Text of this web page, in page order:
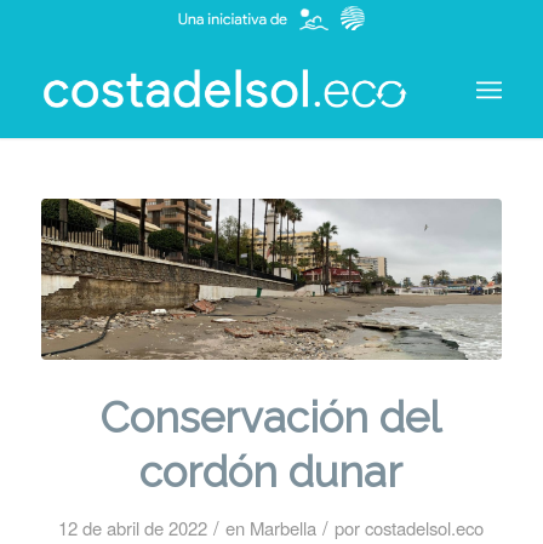
Conservación del
cordón dunar
12 de abril de 2022 / en Marbella / porcostadelsol.eco